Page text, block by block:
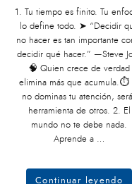
1. Tu tiempo es finito. Tu
lo define todo. ➤ “Decidir
no hacer es tan importante
decidir qué hacer.” —Steve
🧠 Quien crece de verdad
elimina más que acumula.⏱
no dominas tu atención,
herramienta de otros. 2. El
mundo no te debe nada.
Aprende a …
Continuar leyendo